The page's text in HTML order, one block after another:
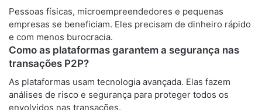
Pessoas físicas, microempreendedores e pequenas
empresas se beneficiam. Eles precisam de dinheiro rápido
e com menos burocracia.
Como as plataformas garantem a segurança nas
transações P2P?
As plataformas usam tecnologia avançada. Elas fazem
análises de risco e segurança para proteger todos os
envolvidos nas transações.